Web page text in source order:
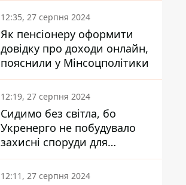
12:35, 27 серпня 2024
Як пенсіонеру оформити
довідку про доходи онлайн,
пояснили у Мінсоцполітики
12:19, 27 серпня 2024
Сидимо без світла, бо
Укренерго не побудувало
захисні споруди для
енергетики - нардеп
Кучеренко
12:11, 27 серпня 2024